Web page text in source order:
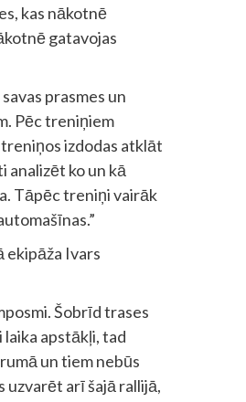
kas nākotnē
gatavojas
prasmes un
Pēc treniņiem
izdodas atklāt
analizēt ko un kā
Tāpēc treniņi vairāk
ekipāža Ivars
Šobrīd trases
laika apstākļi, tad
un tiem nebūs
uzvarēt arī šajā rallijā,